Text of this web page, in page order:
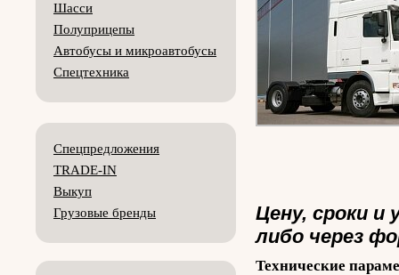
Шасси
Полуприцепы
Автобусы и микроавтобусы
Спецтехника
Спецпредложения
TRADE-IN
Выкуп
Грузовые бренды
Цену, сроки
либо через
Технические